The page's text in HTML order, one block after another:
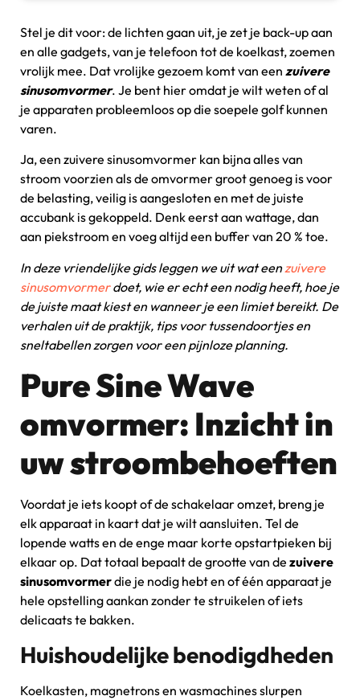
Stel je dit voor: de lichten gaan uit, je zet je back-up aan
en alle gadgets, van je telefoon tot de koelkast, zoemen
vrolijk mee. Dat vrolijke gezoem komt van een zuivere
sinusomvormer. Je bent hier omdat je wilt weten of al
je apparaten probleemloos op die soepele golf kunnen
varen.
Ja, een zuivere sinusomvormer kan bijna alles van
stroom voorzien als de omvormer groot genoeg is voor
de belasting, veilig is aangesloten en met de juiste
accubank is gekoppeld. Denk eerst aan wattage, dan
aan piekstroom en voeg altijd een buffer van 20 % toe.
In deze vriendelijke gids leggen we uit wat eenzuivere
sinusomvormerdoet, wie er echt een nodig heeft, hoe je
de juiste maat kiest en wanneer je een limiet bereikt. De
verhalen uit de praktijk, tips voor tussendoortjes en
sneltabellen zorgen voor een pijnloze planning.
Pure Sine Wave
omvormer: Inzicht in
uw stroombehoeften
Voordat je iets koopt of de schakelaar omzet, breng je
elk apparaat in kaart dat je wilt aansluiten. Tel de
lopende watts en de enge maar korte opstartpieken bij
elkaar op. Dat totaal bepaalt de grootte van de zuivere
sinusomvormerdie je nodig hebt en of één apparaat je
hele opstelling aankan zonder te struikelen of iets
delicaats te bakken.
Huishoudelijke benodigdheden
Koelkasten, magnetrons en wasmachines slurpen